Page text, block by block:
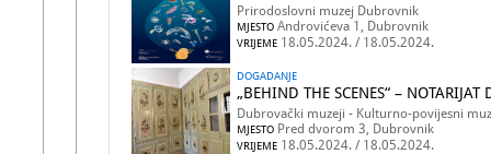
Prirodoslovni muzej Dubrovnik
MJESTO Androvićeva 1, Dubrovnik
VRIJEME 18.05.2024. / 18.05.2024.
DOGADANJE
„BEHIND THE SCENES“ –
Dubrovački muzeji - Kulturno-povijesni
MJESTO Pred dvorom 3, Dubrovnik
VRIJEME 18.05.2024. / 18.05.2024.